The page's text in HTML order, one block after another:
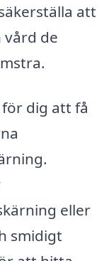
att
vård de
dig att få
eller
smidigt